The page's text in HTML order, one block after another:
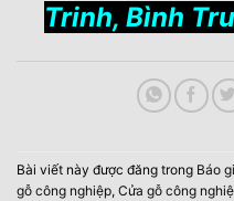
Trinh, Bình
Bài viết này được đăng trong Báo
gỗ công nghiệp, Cửa gỗ công